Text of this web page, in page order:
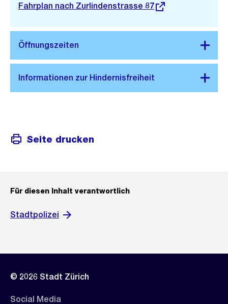
Externer
Fahrplan nach Zurlindenstrasse 87
Seite drucken
Für diesen Inhalt verantwortlich
Stadtpolizei
© 2026 Stadt Zürich
Social Media